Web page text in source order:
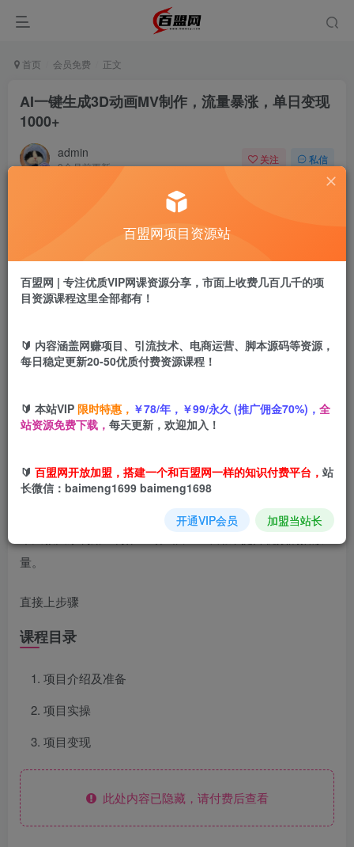
首页 会员免费 正文
AI一键生成3D动画MV制作，流量暴涨，单日变现
1000+
admin
9个月前更新
关注 私信
AI一键生成3D动画MV制作，流量暴涨，单日变现1000+
盟币 9.9
立即购买
这类视频涨粉速度非常快，变现收益速度也是杠杠的
量。
直接上步骤
课程目录
项目介绍及准备
项目实操
项目变现
此处内容已隐藏，请付费后查看
百盟网项目资源站
百盟网 | 专注优质VIP网课资源分享，市面上收费几百几千的项
目资源课程这里全部都有！
🔰 内容涵盖网赚项目、引流技术、电商运营、脚本源码等资源，
每日稳定更新20-50优质付费资源课程！
🔰 本站VIP 限时特惠， ￥78/年，￥99/永久 (推广佣金70%)， 全
站资源免费下载， 每天更新，欢迎加入！
🔰 百盟网开放加盟，搭建一个和百盟网一样的知识付费平台， 站
长微信：baimeng1699 baimeng1698
开通VIP会员 加盟当站长